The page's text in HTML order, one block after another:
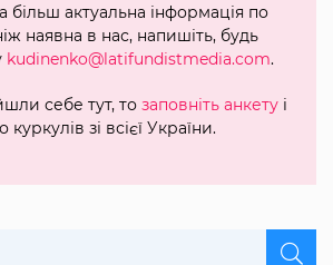
більш актуальна інформація по
наявна в нас, напишіть, будь
kudinenko@latifundistmedia.com.
себе тут, то заповніть анкету і
зі всієї України.